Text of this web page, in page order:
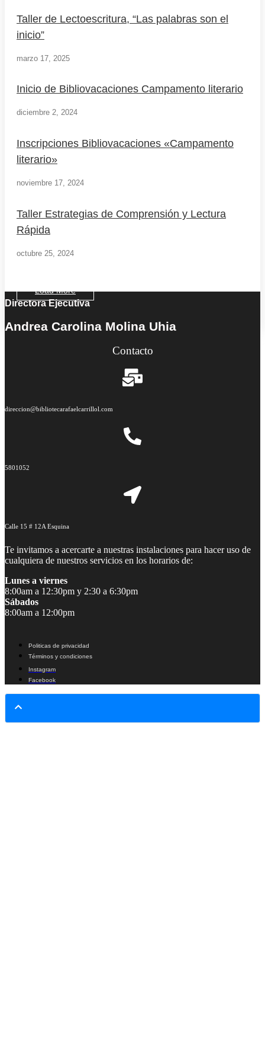
Taller de Lectoescritura, “Las palabras son el
inicio”
marzo 17, 2025
Inicio de Bibliovacaciones Campamento literario
diciembre 2, 2024
Inscripciones Bibliovacaciones «Campamento
literario»
noviembre 17, 2024
Taller Estrategias de Comprensión y Lectura
Rápida
octubre 25, 2024
Load More
End of Content.
Directora Ejecutiva
Andrea Carolina Molina Uhia
Contacto
direccion@bibliotecarafaelcarrillol.com
5801052
Calle 15 # 12A Esquina
Te invitamos a acercarte a nuestras instalaciones para hacer uso de
cualquiera de nuestros servicios en los horarios de:
Lunes a viernes
8:00am a 12:30pm y 2:30 a 6:30pm
Sábados
8:00am a 12:00pm
Politicas de privacidad
Términos y condiciones
Instagram
Facebook